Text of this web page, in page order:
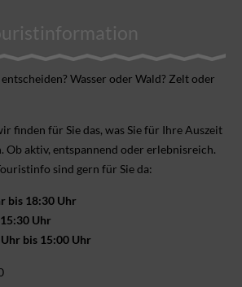
Wasser oder Wald? Zelt oder
finden für Sie das, was Sie für Ihre Aus­zeit
Ob aktiv, ent­spannend oder erlebnis­reich.
sind gern für Sie da:
bis 18:30 Uhr
Uhr
bis 15:00 Uhr